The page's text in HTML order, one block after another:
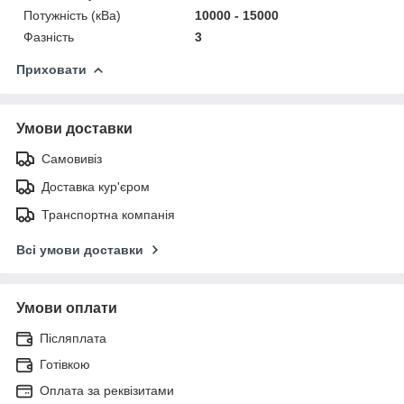
Потужність (кВа)
10000 - 15000
Фазність
3
Приховати
Умови доставки
Самовивіз
Доставка кур'єром
Транспортна компанія
Всі умови доставки
Умови оплати
Післяплата
Готівкою
Оплата за реквізитами